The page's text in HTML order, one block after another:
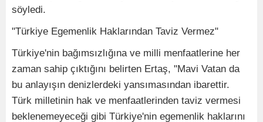
söyledi.
"Türkiye Egemenlik Haklarından Taviz Vermez"
Türkiye'nin bağımsızlığına ve milli menfaatlerine her
zaman sahip çıktığını belirten Ertaş, "Mavi Vatan da
bu anlayışın denizlerdeki yansımasından ibarettir.
Türk milletinin hak ve menfaatlerinden taviz vermesi
beklenemeyeceği gibi Türkiye'nin egemenlik haklarını